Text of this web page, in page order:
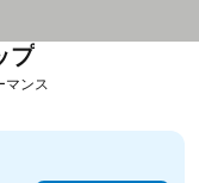
マンス
プ